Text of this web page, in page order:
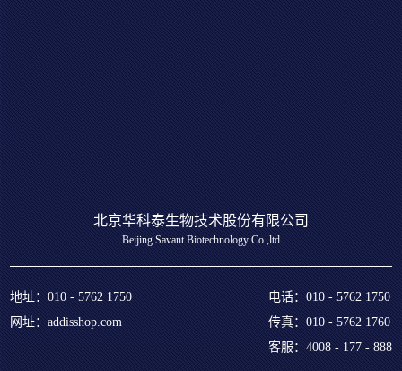
北京华科泰生物技术股份有限公司
Beijing Savant Biotechnology Co.,ltd
地址：010 - 5762 1750
网址：addisshop.com
电话：010 - 5762 1750
传真：010 - 5762 1760
客服：4008 - 177 - 888